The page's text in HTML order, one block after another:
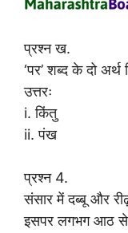
प्रश्न ख.
‘पर’ शब्द के दो अर्थ
उत्तरः
i. किंतु
ii. पंख
प्रश्न 4.
संसार में दब्बू और
इसपर लगभग आठ से